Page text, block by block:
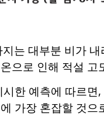
는 대부분 비가
으로 인해 적설
시한 예측에 따르
가장 혼잡할 것